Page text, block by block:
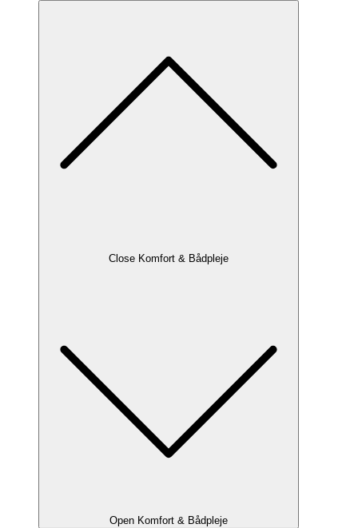
Close Komfort & Bådpleje
Open Komfort & Bådpleje